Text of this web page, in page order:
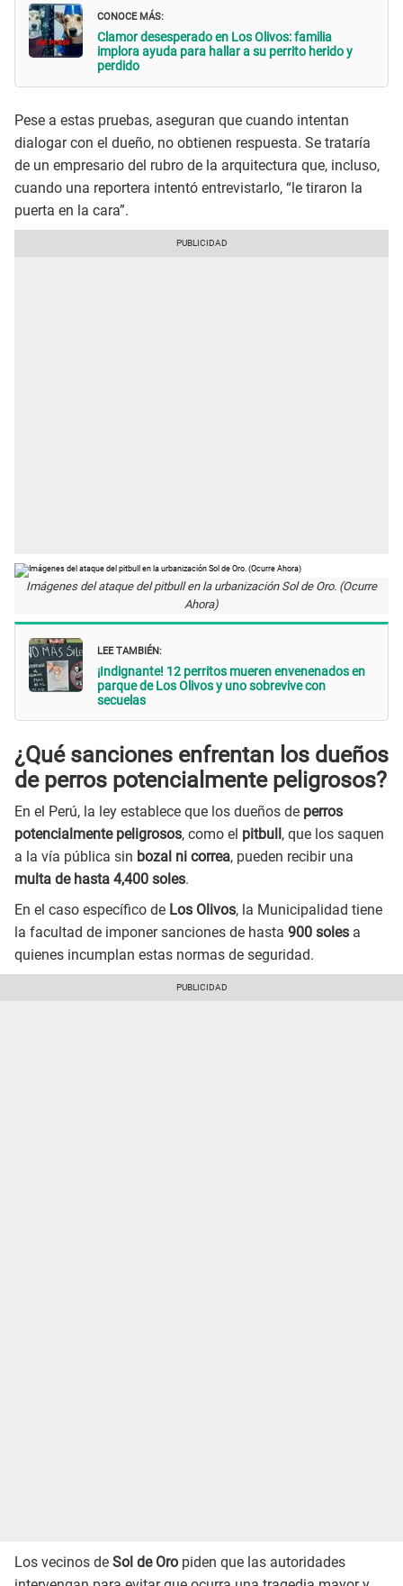
CONOCE MÁS:
Clamor desesperado en Los Olivos: familia
implora ayuda para hallar a su perrito herido y
perdido
Pese a estas pruebas, aseguran que cuando intentan
dialogar con el dueño, no obtienen respuesta. Se trataría
de un empresario del rubro de la arquitectura que, incluso,
cuando una reportera intentó entrevistarlo, “le tiraron la
puerta en la cara”.
Imágenes del ataque del pitbull en la urbanización Sol de Oro. (Ocurre
Ahora)
LEE TAMBIÉN:
¡Indignante! 12 perritos mueren envenenados en
parque de Los Olivos y uno sobrevive con
secuelas
¿Qué sanciones enfrentan los dueños
de perros potencialmente peligrosos?
En el Perú, la ley establece que los dueños de perros
potencialmente peligrosos, como el pitbull, que los saquen
a la vía pública sin bozal ni correa, pueden recibir una
multa de hasta 4,400 soles.
En el caso específico de Los Olivos, la Municipalidad tiene
la facultad de imponer sanciones de hasta 900 soles a
quienes incumplan estas normas de seguridad.
Los vecinos de Sol de Oro piden que las autoridades